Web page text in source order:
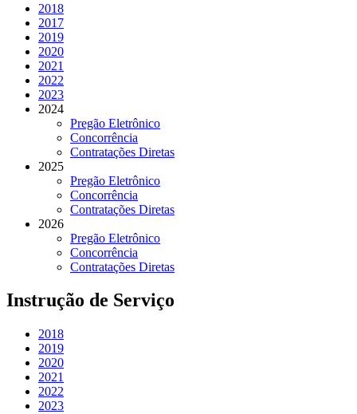
2018
2017
2019
2020
2021
2022
2023
2024
Pregão Eletrônico
Concorrência
Contratações Diretas
2025
Pregão Eletrônico
Concorrência
Contratações Diretas
2026
Pregão Eletrônico
Concorrência
Contratações Diretas
Instrução de Serviço
2018
2019
2020
2021
2022
2023